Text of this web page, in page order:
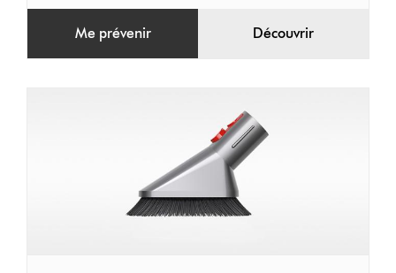
facile
Me prévenir Découvrir